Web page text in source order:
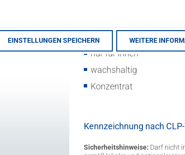
EINSTELLUNGEN SPEICHERN WEITERE
Produkttyp:
nur für innen
wachshaltig
Konzentrat
Kennzeichnung nach
Sicherheitshinweise: Darf nicht